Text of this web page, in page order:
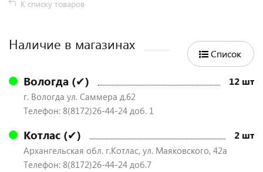
К списку товаров
Наличие в магазинах
Список
Вологда (✔) 12 шт
г. Вологда ул. Саммера д.62
Телефон: 8(8172)26-44-24 доб. 1
Котлас (✔) 2 шт
Архангельская обл. г.Котлас, ул. Маяковского, 42а
Телефон: 8(8172)26-44-24 доб.7